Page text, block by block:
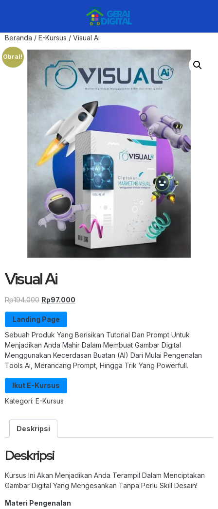
Beranda / E-Kursus / Visual Ai
Obral!
Visual Ai
Rp194.000 Rp97.000
Landing Page
Sebuah Produk Yang Berisikan Tutorial Dan Prompt Untuk
Menjadikan Anda Mahir Dalam Membuat Gambar Digital
Menggunakan Kecerdasan Buatan (AI) Dari Mulai Pengenalan
Tools Ai, Merancang Prompt, Hingga Trik Yang Powerfull.
Ikut E-Kursus
Kategori: E-Kursus
Deskripsi
Deskripsi
Kursus Ini Akan Menjadikan Anda Terampil Dalam Menciptakan
Gambar Digital Yang Mengesankan Tanpa Perlu Skill Desain!
Materi Pengenalan